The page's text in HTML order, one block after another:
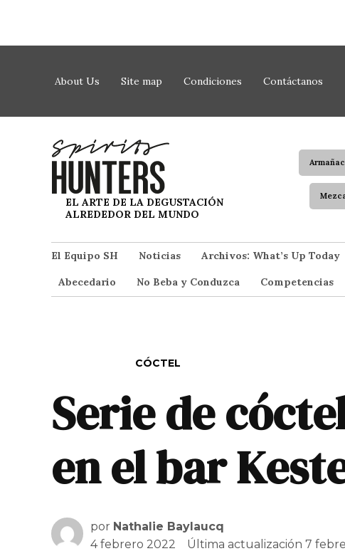
About Us Site map Condiciones Contáctanos
Spirit Hunters
EL ARTE DE LA DEGUSTACIÓN
ALREDEDOR DEL MUNDO
Armañac
El Equipo SH Noticias Archivos: What’s Up Today
Abecedario No Beba y Conduzca Competencias
CÓCTEL
Serie de
en el bar
por Nathalie Baylaucq
4 febrero 2022
Última actualización 7